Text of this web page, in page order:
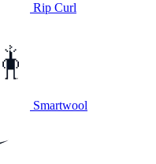
Rip Curl
Smartwool